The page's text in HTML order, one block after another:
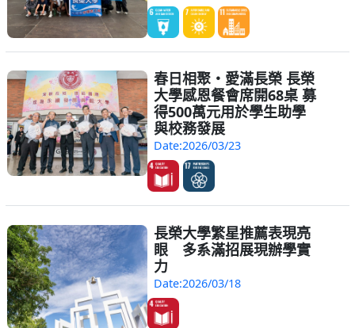
春日相聚・愛滿長榮 長榮
大學感恩餐會席開68桌 募
得500萬元用於學生助學
與校務發展
Date:2026/03/23
長榮大學繁星推薦表現亮
眼 多系滿招展現辦學實
力
Date:2026/03/18